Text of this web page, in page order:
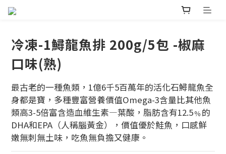
冷凍-1鱘龍魚排 200g/5包 -椒麻
口味(熟)
最古老的一種魚類，1億6千5百萬年的活化石鱘龍魚全
身都是寶，多種豐富營養價值Omega-3含量比其他魚
類高3-5倍富含造血維生素—葉酸，脂肪含有12.5﹪的
DHA和EPA（人稱腦黃金），價值優於鮭魚，口感鮮
嫩無刺無土味，吃魚無負擔又健康。